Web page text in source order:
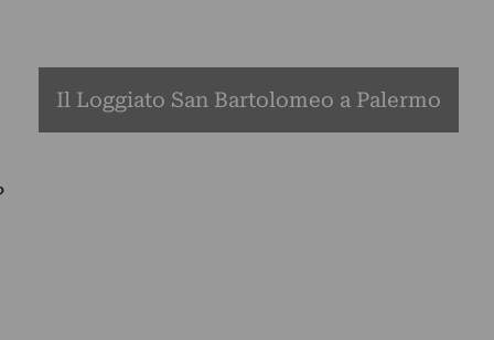
Il Loggiato San Bartolomeo a Palermo